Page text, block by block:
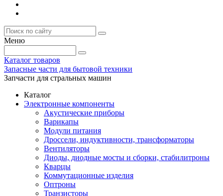
Меню
Каталог товаров
Запасные части для бытовой техники
Запчасти для стральных машин
Каталог
Электронные компоненты
Акустические приборы
Варикапы
Модули питания
Дроссели, индуктивности, трансформаторы
Вентиляторы
Диоды, диодные мосты и сборки, стабилитроны
Кварцы
Коммутационные изделия
Оптроны
Транзисторы